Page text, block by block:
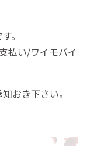
。
払い/ワイモバイ
おき下さい。